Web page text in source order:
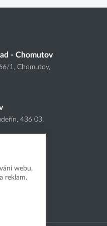
- Chomutov
/1, Chomutov,
436 03,
webu,
reklam.